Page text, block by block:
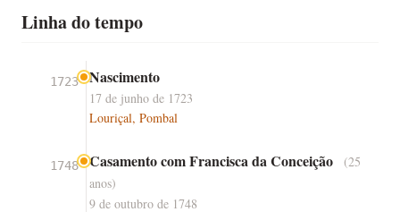
Linha do tempo
1723 Nascimento
17 de junho de 1723
Louriçal, Pombal
1748 Casamento com Francisca da Conceição
(25
anos)
9 de outubro de 1748